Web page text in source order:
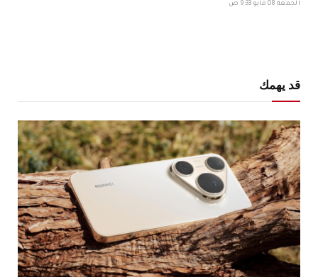
الجمعة 08 مايو 9:33 ص
قد يهمك